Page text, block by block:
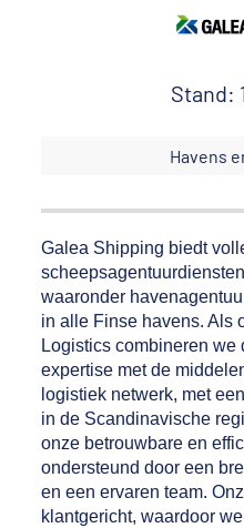
Stand:
Havens
Galea Shipping biedt
waaronder
in alle Finse havens. Als
Logistics combineren
expertise met de
logistiek netwerk, met
in de Scandinavische
onze betrouwbare en
ondersteund door een
en een ervaren team.
klantgericht, waardoor